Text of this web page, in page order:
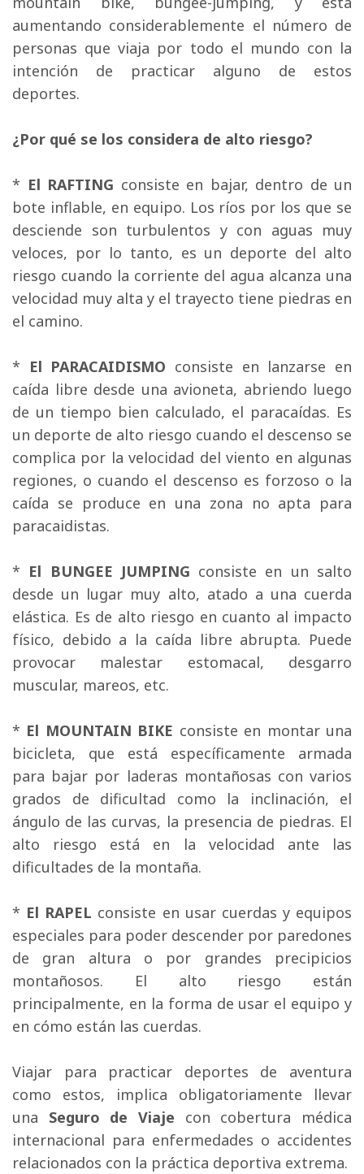
aumentando considerablemente el número de
personas que viaja por todo el mundo con la
intención de practicar alguno de estos
deportes.
¿Por qué se los considera de alto riesgo?
* El RAFTING consiste en bajar, dentro de un
bote inflable, en equipo. Los ríos por los que se
desciende son turbulentos y con aguas muy
veloces, por lo tanto, es un deporte del alto
riesgo cuando la corriente del agua alcanza una
velocidad muy alta y el trayecto tiene piedras en
el camino.
* El PARACAIDISMO consiste en lanzarse en
caída libre desde una avioneta, abriendo luego
de un tiempo bien calculado, el paracaídas. Es
un deporte de alto riesgo cuando el descenso se
complica por la velocidad del viento en algunas
regiones, o cuando el descenso es forzoso o la
caída se produce en una zona no apta para
paracaidistas.
* El BUNGEE JUMPING consiste en un salto
desde un lugar muy alto, atado a una cuerda
elástica. Es de alto riesgo en cuanto al impacto
físico, debido a la caída libre abrupta. Puede
provocar malestar estomacal, desgarro
muscular, mareos, etc.
* El MOUNTAIN BIKE consiste en montar una
bicicleta, que está específicamente armada
para bajar por laderas montañosas con varios
grados de dificultad como la inclinación, el
ángulo de las curvas, la presencia de piedras. El
alto riesgo está en la velocidad ante las
dificultades de la montaña.
* El RAPEL consiste en usar cuerdas y equipos
especiales para poder descender por paredones
de gran altura o por grandes precipicios
montañosos. El alto riesgo están
principalmente, en la forma de usar el equipo y
en cómo están las cuerdas.
Viajar para practicar deportes de aventura
como estos, implica obligatoriamente llevar
una Seguro de Viaje con cobertura médica
internacional para enfermedades o accidentes
relacionados con la práctica deportiva extrema.